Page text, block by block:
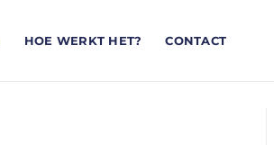
HOE WERKT HET? CONTACT